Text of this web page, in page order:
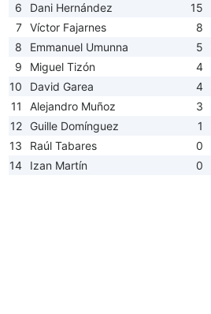
6
Dani Hernández 15
7 Víctor Fajarnes 8
8
Emmanuel Umunna 5
9
Miguel Tizón 4
10
David Garea 4
11
Alejandro Muñoz 3
12
Guille Domínguez 1
13
Raúl Tabares 0
14
Izan Martín 0